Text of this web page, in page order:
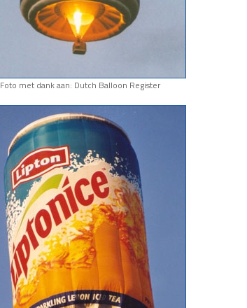
Foto met dank aan: Dutch Balloon Register